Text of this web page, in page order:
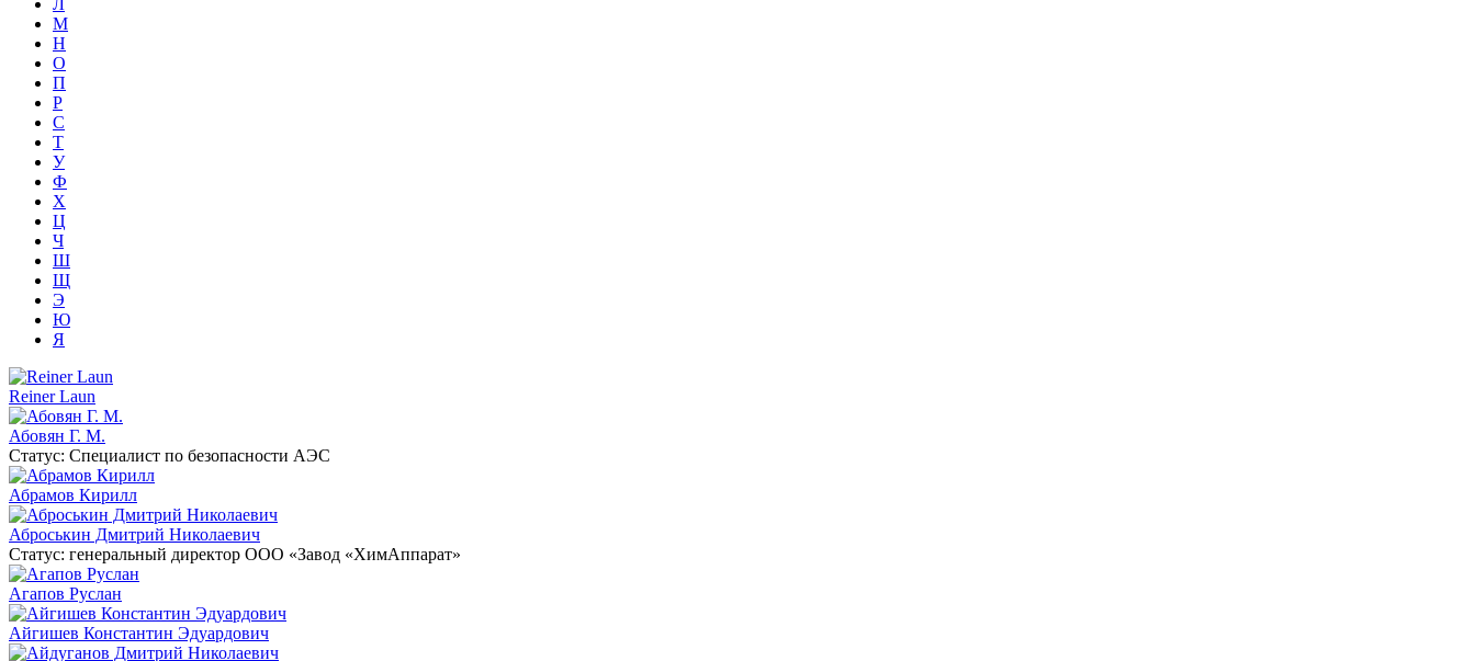
М
Н
О
П
Р
С
Т
У
Ф
Х
Ц
Ч
Ш
Щ
Э
Ю
Я
Reiner Laun
Абовян Г. М.
Статус: Специалист по безопасности АЭС
Абрамов Кирилл
Аброськин Дмитрий Николаевич
Статус: генеральный директор ООО «Завод «ХимАппарат»
Агапов Руслан
Айгишев Константин Эдуардович